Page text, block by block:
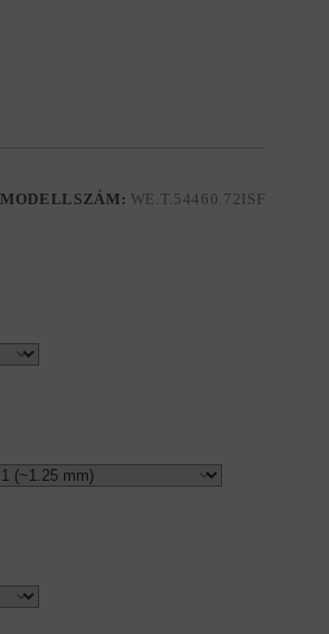
MODELLSZÁM: WE.T.54460.72ISF